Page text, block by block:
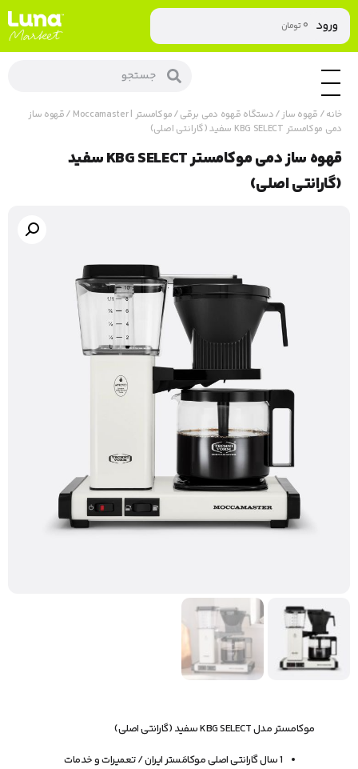
ورود ۰تومان
خانه/ قهوه ساز/دستگاه قهوه دمی برقی/موکامستر | Moccamaster
/ قهوه ساز
دمی موکامستر KBG SELECT سفید (گارانتی اصلی)
قهوه ساز دمی موکامستر KBG SELECT سفید
(گارانتی اصلی)
موکامستر مدل KBG SELECT سفید (گارانتی اصلی)
1 سال گارانتی اصلی موکامَستر ایران / تعمیرات و خدمات